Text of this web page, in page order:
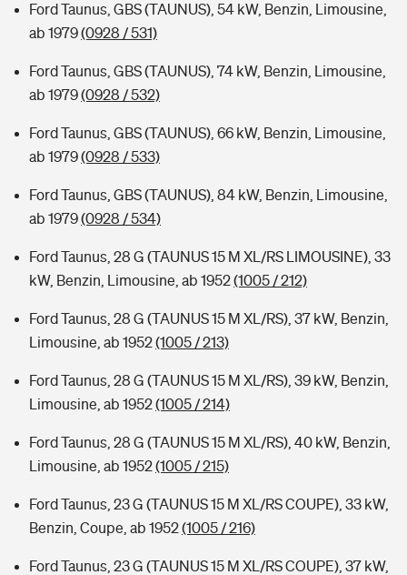
Ford Taunus, GBS (TAUNUS), 54 kW, Benzin, Limousine,
ab 1979(0928 / 531)
Ford Taunus, GBS (TAUNUS), 74 kW, Benzin, Limousine,
ab 1979(0928 / 532)
Ford Taunus, GBS (TAUNUS), 66 kW, Benzin, Limousine,
ab 1979(0928 / 533)
Ford Taunus, GBS (TAUNUS), 84 kW, Benzin, Limousine,
ab 1979(0928 / 534)
Ford Taunus, 28 G (TAUNUS 15 M XL/RS LIMOUSINE), 33
kW, Benzin, Limousine, ab 1952(1005 / 212)
Ford Taunus, 28 G (TAUNUS 15 M XL/RS), 37 kW, Benzin,
Limousine, ab 1952(1005 / 213)
Ford Taunus, 28 G (TAUNUS 15 M XL/RS), 39 kW, Benzin,
Limousine, ab 1952(1005 / 214)
Ford Taunus, 28 G (TAUNUS 15 M XL/RS), 40 kW, Benzin,
Limousine, ab 1952(1005 / 215)
Ford Taunus, 23 G (TAUNUS 15 M XL/RS COUPE), 33 kW,
Benzin, Coupe, ab 1952(1005 / 216)
Ford Taunus, 23 G (TAUNUS 15 M XL/RS COUPE), 37 kW,